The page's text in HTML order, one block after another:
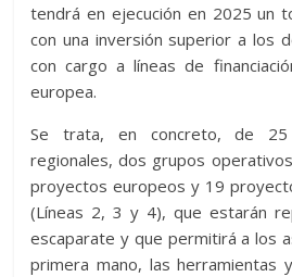
tendrá en ejecución en 2025 un
con una inversión superior a los
con cargo a líneas de
europea.
Se trata, en concreto, de 25
regionales, dos grupos
proyectos europeos y 19
(Líneas 2, 3 y 4), que estarán
escaparate y que permitirá a los
primera mano, las herramientas